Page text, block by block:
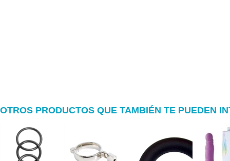
OTROS PRODUCTOS QUE TAMBIÉN TE PUEDEN